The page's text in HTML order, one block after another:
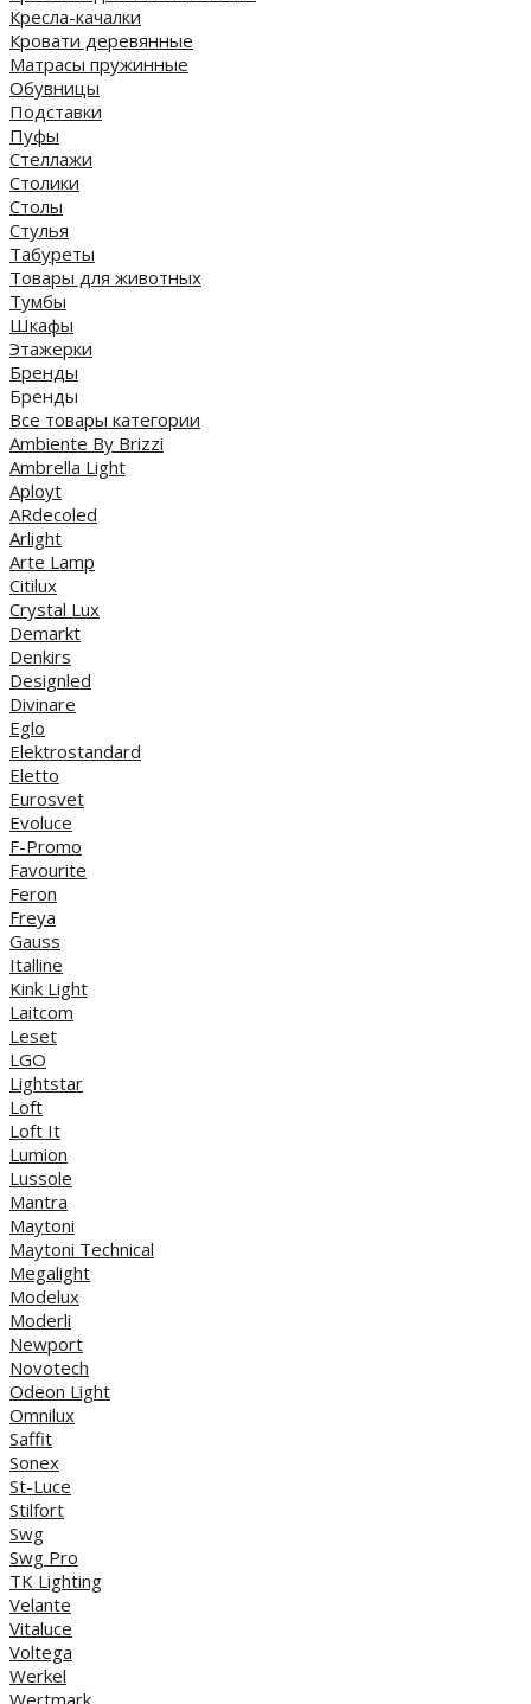
Кресла-качалки
Кровати деревянные
Матрасы пружинные
Обувницы
Подставки
Пуфы
Стеллажи
Столики
Столы
Стулья
Табуреты
Товары для животных
Тумбы
Шкафы
Этажерки
Бренды
Бренды
Все товары категории
Ambiente By Brizzi
Ambrella Light
Aployt
ARdecoled
Arlight
Arte Lamp
Citilux
Crystal Lux
Demarkt
Denkirs
Designled
Divinare
Eglo
Elektrostandard
Eletto
Eurosvet
Evoluce
F-Promo
Favourite
Feron
Freya
Gauss
Italline
Kink Light
Laitcom
Leset
LGO
Lightstar
Loft
Loft It
Lumion
Lussole
Mantra
Maytoni
Maytoni Technical
Megalight
Modelux
Moderli
Newport
Novotech
Odeon Light
Omnilux
Saffit
Sonex
St-Luce
Stilfort
Swg
Swg Pro
TK Lighting
Velante
Vitaluce
Voltega
Werkel
Wertmark